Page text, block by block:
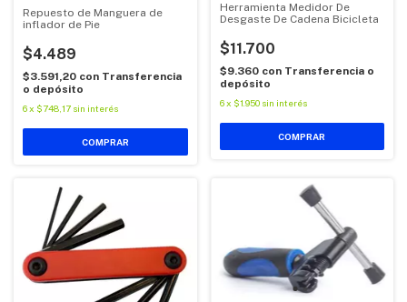
Repuesto de Manguera de
inflador de Pie
$4.489
$3.591,20 con Transferencia
o depósito
6x $748,17 sin interés
Herramienta Medidor De
Desgaste De Cadena Bicicleta
$11.700
$9.360 con Transferencia o
depósito
6 x $1.950 sin interés